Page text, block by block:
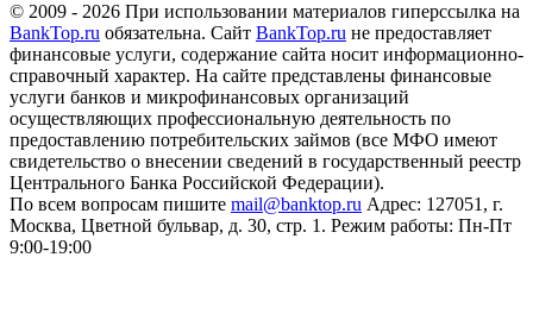
© 2009 - 2026 При использовании материалов гиперссылка на
BankTop.ru обязательна. Сайт BankTop.ru не предоставляет
финансовые услуги, содержание сайта носит информационно-
справочный характер. На сайте представлены финансовые
услуги банков и микрофинансовых организаций
осуществляющих профессиональную деятельность по
предоставлению потребительских займов (все МФО имеют
свидетельство о внесении сведений в государственный реестр
Центрального Банка Российской Федерации).
По всем вопросам пишите mail@banktop.ru Адрес: 127051, г.
Москва, Цветной бульвар, д. 30, стр. 1. Режим работы: Пн-Пт
9:00-19:00